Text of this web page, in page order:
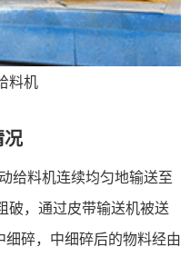
料机
给料机连续均匀地输送至
破，通过皮带输送机被送
碎，中细碎后的物料经由